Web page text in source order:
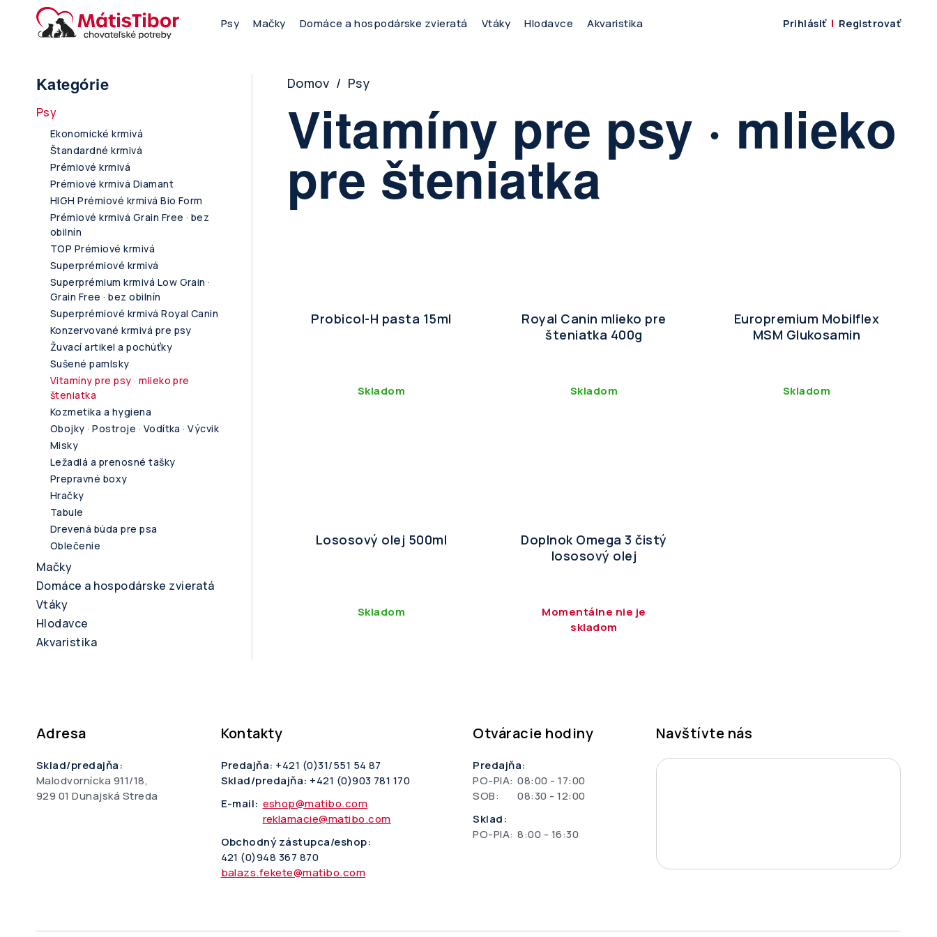
Main
menu
Psy Mačky Domáce a hospodárske zvieratá Vtáky Hlodavce Akvaristika Prihlásiť Registrovať
Breadcrumb
Domov Psy
Vitamíny pre psy · mlieko
pre šteniatka
Probicol-H pasta 15ml
Skladom
Royal Canin mlieko pre
šteniatka 400g
Skladom
Europremium Mobilflex
MSM Glukosamin
Skladom
Lososový olej 500ml
Skladom
Doplnok Omega 3 čistý
lososový olej
Momentálne nie je
skladom
Kategórie
Psy
Ekonomické krmivá
Štandardné krmivá
Prémiové krmivá
Prémiové krmivá Diamant
HIGH Prémiové krmivá Bio Form
Prémiové krmivá Grain Free · bez
obilnín
TOP Prémiové krmivá
Superprémiové krmivá
Superprémium krmivá Low Grain ·
Grain Free · bez obilnín
Superprémiové krmivá Royal Canin
Konzervované krmivá pre psy
Žuvací artikel a pochúťky
Sušené pamlsky
Vitamíny pre psy · mlieko pre
šteniatka
Kozmetika a hygiena
Obojky · Postroje · Vodítka · Výcvik
Misky
Ležadlá a prenosné tašky
Prepravné boxy
Hračky
Tabule
Drevená búda pre psa
Oblečenie
Mačky
Domáce a hospodárske zvieratá
Vtáky
Hlodavce
Akvaristika
Adresa
Sklad/predajňa:
Malodvornícka 911/18,
929 01 Dunajská Streda
Kontakty
Predajňa: +421 (0)31/551 54 87
Sklad/predajňa: +421 (0)903 781 170
E-mail: eshop@matibo.com
reklamacie@matibo.com
Obchodný zástupca/eshop:
421 (0)948 367 870
balazs.fekete@matibo.com
Otváracie hodiny
Predajňa:
PO-PIA: 08:00 - 17:00
SOB:
08:30 - 12:00
Sklad:
PO-PIA: 8:00 - 16:30
Navštívte nás